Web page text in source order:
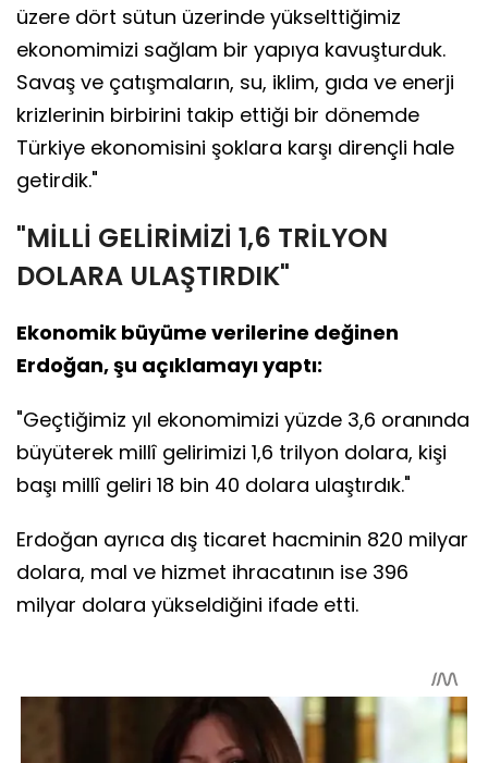
üzere dört sütun üzerinde yükselttiğimiz
ekonomimizi sağlam bir yapıya kavuşturduk.
Savaş ve çatışmaların, su, iklim, gıda ve enerji
krizlerinin birbirini takip ettiği bir dönemde
Türkiye ekonomisini şoklara karşı dirençli hale
getirdik."
"MİLLİ GELİRİMİZİ 1,6 TRİLYON
DOLARA ULAŞTIRDIK"
Ekonomik büyüme verilerine değinen
Erdoğan, şu açıklamayı yaptı:
"Geçtiğimiz yıl ekonomimizi yüzde 3,6 oranında
büyüterek millî gelirimizi 1,6 trilyon dolara, kişi
başı millî geliri 18 bin 40 dolara ulaştırdık."
Erdoğan ayrıca dış ticaret hacminin 820 milyar
dolara, mal ve hizmet ihracatının ise 396
milyar dolara yükseldiğini ifade etti.